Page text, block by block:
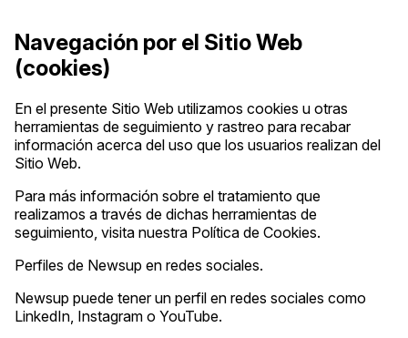
Navegación por el Sitio Web
(cookies)
En el presente Sitio Web utilizamos cookies u otras
herramientas de seguimiento y rastreo para recabar
información acerca del uso que los usuarios realizan del
Sitio Web.
Para más información sobre el tratamiento que
realizamos a través de dichas herramientas de
seguimiento, visita nuestra Política de Cookies.
Perfiles de Newsup en redes sociales.
Newsup puede tener un perfil en redes sociales como
LinkedIn, Instagram o YouTube.